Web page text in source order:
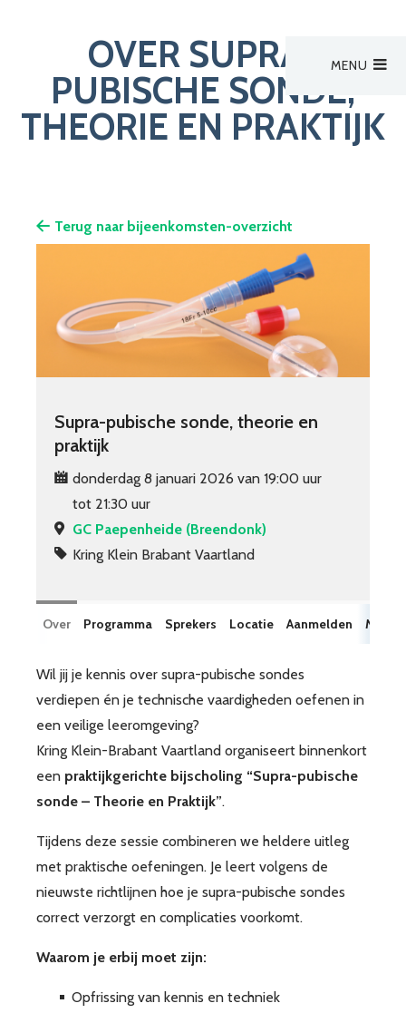
OVER SUPRA-
PUBISCHE SONDE,
THEORIE EN PRAKTIJK
MENU
Terug naar bijeenkomsten-overzicht
Supra-pubische sonde, theorie en
praktijk
donderdag 8 januari 2026 van 19:00 uur
tot 21:30 uur
GC Paepenheide (Breendonk)
Kring Klein Brabant Vaartland
Over Programma Sprekers Locatie Aanmelden
Wil jij je kennis over supra-pubische sondes
verdiepen én je technische vaardigheden oefenen in
een veilige leeromgeving?
Kring Klein-Brabant Vaartland organiseert binnenkort
een praktijkgerichte bijscholing “Supra-pubische
sonde – Theorie en Praktijk”.
Tijdens deze sessie combineren we heldere uitleg
met praktische oefeningen. Je leert volgens de
nieuwste richtlijnen hoe je supra-pubische sondes
correct verzorgt en complicaties voorkomt.
Waarom je erbij moet zijn:
Opfrissing van kennis en techniek
Hoofdmenu
Activiteiten
Activiteiten